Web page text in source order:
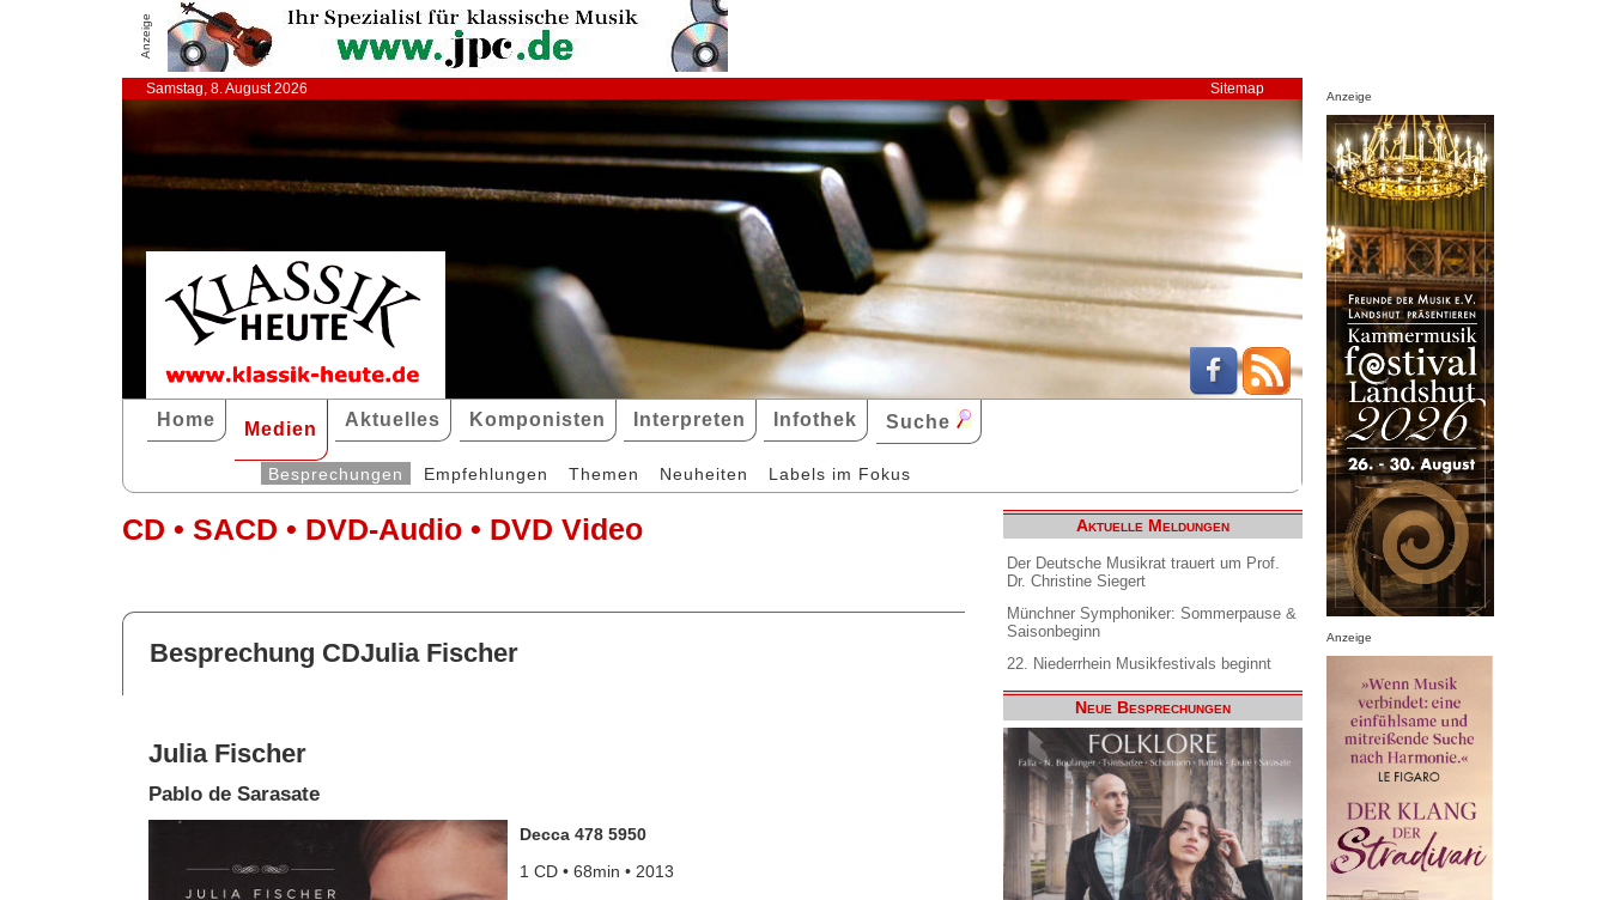
Anzeige
Samstag, 8. August 2026 Sitemap
Home Medien Aktuelles Komponisten Interpreten Infothek Suche
Besprechungen Empfehlungen Themen Neuheiten Labels im Fokus
CD • SACD • DVD-Audio • DVD Video
Besprechung CDJulia Fischer
Julia Fischer
Pablo de Sarasate
Decca 478 5950
1 CD • 68min • 2013
Aktuelle Meldungen
Der Deutsche Musikrat trauert um Prof.
Dr. Christine Siegert
Münchner Symphoniker: Sommerpause &
Saisonbeginn
22. Niederrhein Musikfestivals beginnt
Neue Besprechungen
Anzeige
Anzeige